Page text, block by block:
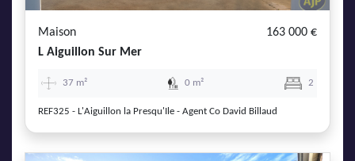
Maison
163 000 €
L Aiguillon Sur Mer
37 m² 0 m² 2
REF325 - L'Aiguillon la Presqu'Ile - Agent Co David Billaud